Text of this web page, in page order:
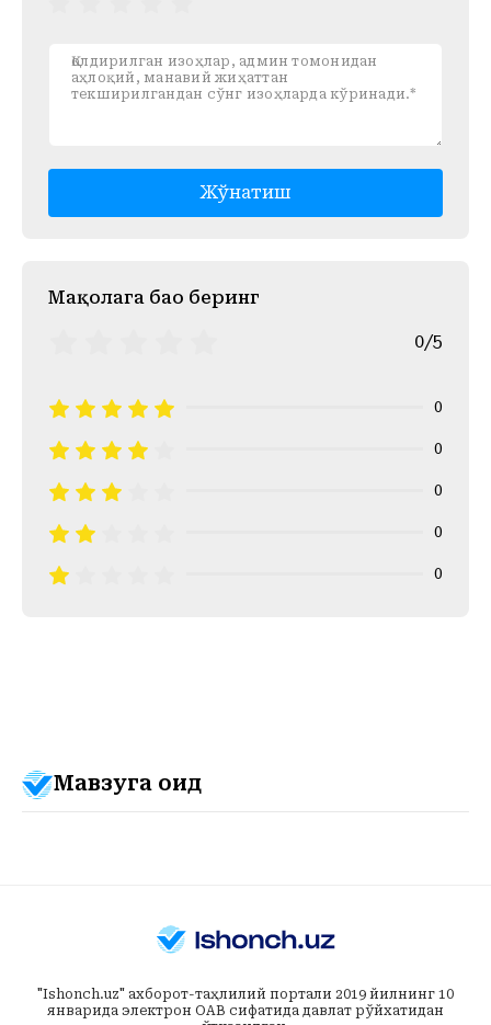
Жўнатиш
Mақолага баҳо беринг
0/5
0
0
0
0
0
Мавзуга оид
"Ishonch.uz" ахборот-таҳлилий портали 2019 йилнинг 10
январида электрон ОАВ сифатида давлат рўйхатидан